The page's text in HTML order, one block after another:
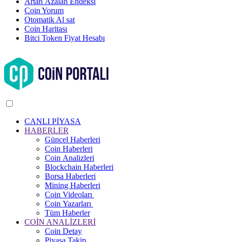
Coin Yorum
Otomatik Al sat
Coin Haritası
Bitci Token Fiyat Hesabı
CANLI PİYASA
HABERLER
Güncel Haberleri
Coin Haberleri
Coin Analizleri
Blockchain Haberleri
Borsa Haberleri
Mining Haberleri
Coin Videoları
Coin Yazarları
Tüm Haberler
COİN ANALİZLERİ
Coin Detay